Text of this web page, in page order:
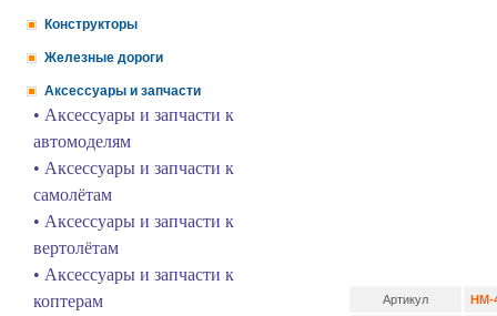
Конструкторы
Железные дороги
Аксессуары и запчасти
• Аксессуары и запчасти к
автомоделям
• Аксессуары и запчасти к
самолётам
• Аксессуары и запчасти к
вертолётам
• Аксессуары и запчасти к
коптерам
Артикул HM-